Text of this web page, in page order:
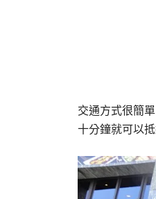
交通方式很簡
十分鐘就可以